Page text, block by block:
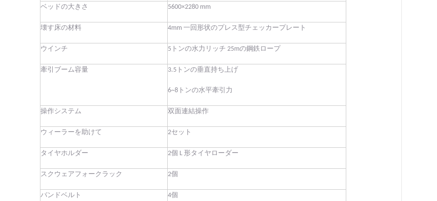
ベッドの大きさ 5600×2280 mm
壊す床の材料 4mm 一回形状のプレス型チェッカープレート
ウインチ 5トンの水力リッチ 25mの鋼鉄ロープ
牽引ブーム容量 3.5トンの垂直持ち上げ
6~8トンの水平牽引力
操作システム 双面連結操作
ウィーラーを助けて 2セット
タイヤホルダー 2個 L 形タイヤローダー
スクウェアフォークラック 2個
バンドベルト 4個